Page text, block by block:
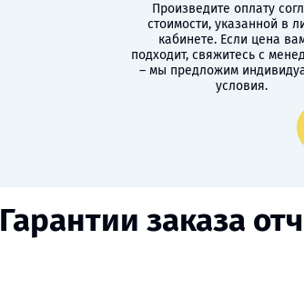
Произведите оплату
стоимости, указанной в
кабинете. Если цена
подходит, свяжитесь с
– мы предложим
условия.
Гарантии заказа